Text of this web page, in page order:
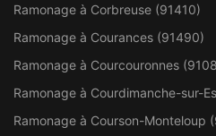
Ramonage à Corbreuse (91410)
Ramonage à Courances (91490)
Ramonage à Courcouronnes
Ramonage à Courdimanche-sur-
Ramonage à Courson-Monteloup